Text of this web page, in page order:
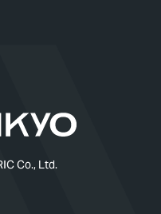
Co., Ltd.